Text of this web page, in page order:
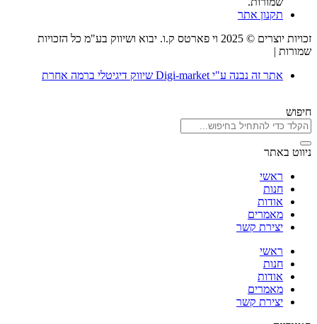
תקנון אתר
זכויות יוצרים © 2025 וי פארטס ק.ו. יבוא ושיווק בע"מ כל הזכויות
שמורות |
אתר זה נבנה ע"י Digi-market שיווק דיגיטלי ברמה אחרת
חיפוש
ניווט באתר
ראשי
חנות
אודות
מאמרים
יצירת קשר
ראשי
חנות
אודות
מאמרים
יצירת קשר